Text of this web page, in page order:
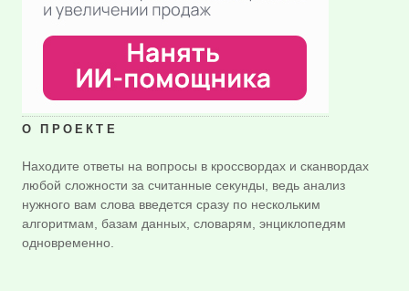
О ПРОЕКТЕ
Находите ответы на вопросы в кроссвордах и сканвордах
любой сложности за считанные секунды, ведь анализ
нужного вам слова введется сразу по нескольким
алгоритмам, базам данных, словарям, энциклопедям
одновременно.